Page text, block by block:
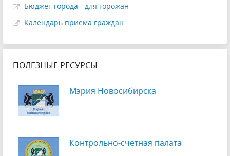
Бюджет города - для горожан
Календарь приема граждан
ПОЛЕЗНЫЕ РЕСУРСЫ
Мэрия Новосибирска
Контрольно-счетная палата